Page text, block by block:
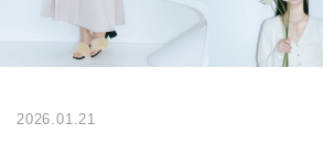
2026.01.21